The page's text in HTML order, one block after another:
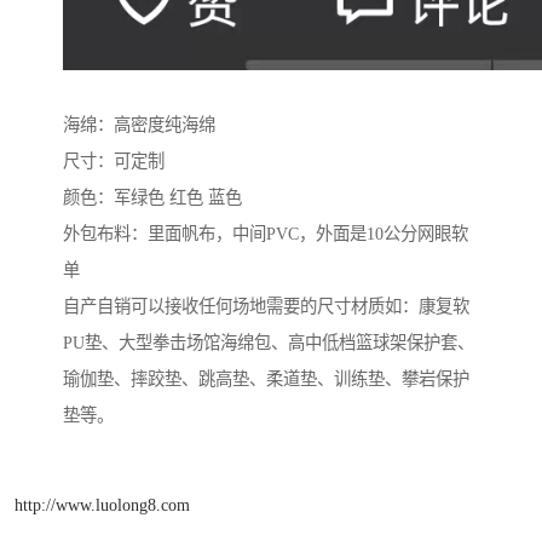
海绵：高密度纯海绵
尺寸：可定制
颜色：军绿色 红色 蓝色
外包布料：里面帆布，中间PVC，外面是10公分网眼软
单
自产自销可以接收任何场地需要的尺寸材质如：康复软
PU垫、大型拳击场馆海绵包、高中低档篮球架保护套、
瑜伽垫、摔跤垫、跳高垫、柔道垫、训练垫、攀岩保护
垫等。
http://www.luolong8.com